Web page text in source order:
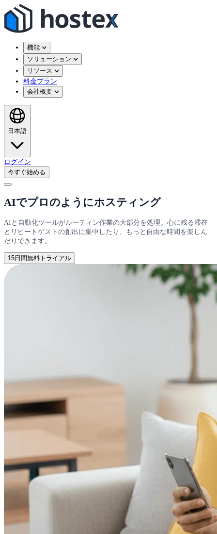
機能
ソリューション
リソース
料金プラン
会社概要
日本語
ログイン
今すぐ始める
AIでプロのようにホスティング
AIと自動化ツールがルーティン作業の大部分を処理。心に残る滞在
とリピートゲストの創出に集中したり、もっと自由な時間を楽しん
だりできます。
15日間無料トライアル